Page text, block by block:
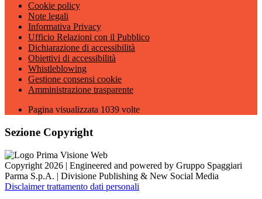
Cookie policy
Note legali
Informativa Privacy
Ufficio Relazioni con il Pubblico
Dichiarazione di accessibilità
Obiettivi di accessibilità
Whistleblowing
Gestione consensi cookie
Amministrazione trasparente
Pagina visualizzata 1039 volte
Sezione Copyright
Copyright 2026 | Engineered and powered by Gruppo Spaggiari
Parma S.p.A. | Divisione Publishing & New Social Media
Disclaimer trattamento dati personali